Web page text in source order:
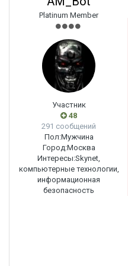
Platinum Member
Участник
48
291 сообщений
Пол:Мужчина
Город:Москва
Интересы:Skynet,
компьютерные технологии,
информационная
безопасность